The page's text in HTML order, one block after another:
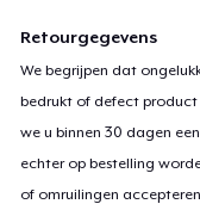
Retourgegevens
We begrijpen dat
bedrukt of defect
we u binnen 30 dagen
echter op bestelling
of omruilingen